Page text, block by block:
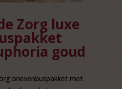
Zorg luxe
goud
brievenbuspakket met